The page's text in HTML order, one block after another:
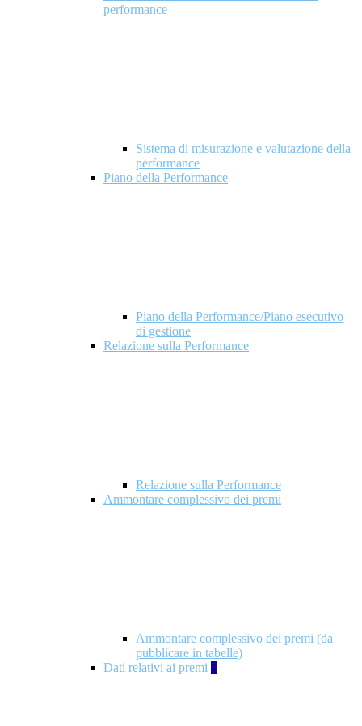
performance
Sistema di misurazione e valutazione della
performance
Piano della Performance
Piano della Performance/Piano esecutivo
di gestione
Relazione sulla Performance
Relazione sulla Performance
Ammontare complessivo dei premi
Ammontare complessivo dei premi (da
pubblicare in tabelle)
Dati relativi ai premi 5